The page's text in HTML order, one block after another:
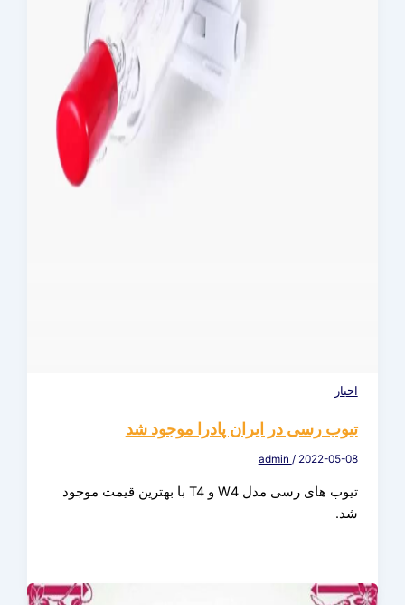
اخبار
تیوب رسی در ایران پادرا موجود شد
admin / 2022-05-08
تیوب های رسی مدل W4 و T4 با بهترین قیمت موجود
شد.